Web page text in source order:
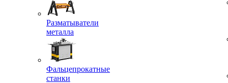
Разматыватели
металла
Фальцепрокатные
станки